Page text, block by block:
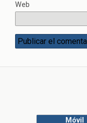
Web
Móvil